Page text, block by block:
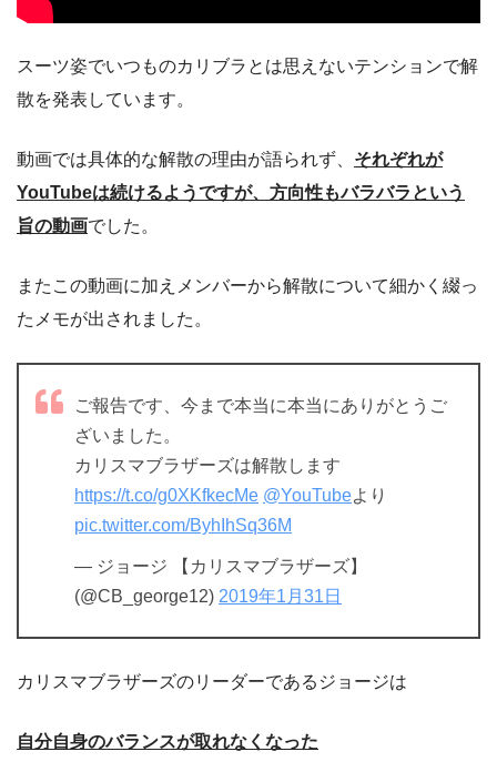
スーツ姿でいつものカリブラとは思えないテンションで解
散を発表しています。
動画では具体的な解散の理由が語られず、 それぞれが
YouTubeは続けるようですが、方向性もバラバラという
旨の動画でした。
またこの動画に加えメンバーから解散について細かく綴っ
たメモが出されました。
ご報告です、今まで本当に本当にありがとうご
ざいました。
カリスマブラザーズは解散します
https://t.co/g0XKfkecMe @YouTubeより
pic.twitter.com/ByhIhSq36M
— ジョージ 【カリスマブラザーズ】
(@CB_george12) 2019年1月31日
カリスマブラザーズのリーダーであるジョージは
自分自身のバランスが取れなくなった